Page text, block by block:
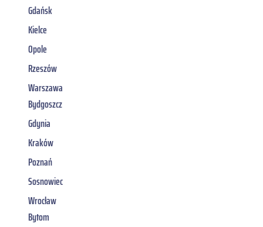
Gdańsk
Kielce
Opole
Rzeszów
Warszawa
Bydgoszcz
Gdynia
Kraków
Poznań
Sosnowiec
Wrocław
Bytom